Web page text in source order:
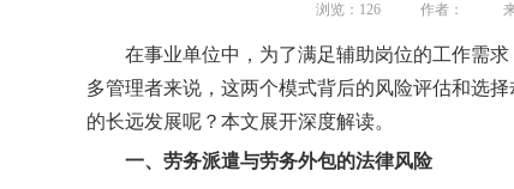
浏览： 126 作者：
在事业单位中，为了满足辅助岗位的工作需
多管理者来说，这两个模式背后的风险评估和选
的长远发展呢？本文展开深度解读。
一、 劳务派遣与劳务外包的法律风险